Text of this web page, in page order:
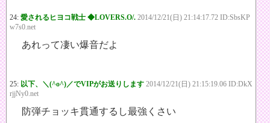
24: 愛されるヒヨコ戦士 ◆LOVERS.O/. 2014/12/21(日) 21:14:17.72 ID:SbsKP
w7s0.net
あれって凄い爆音だよ
25: 以下、＼(^o^)／でVIPがお送りします 2014/12/21(日) 21:15:19.06 ID:DkX
rjjNy0.net
防弾チョッキ貫通するし最強くさい